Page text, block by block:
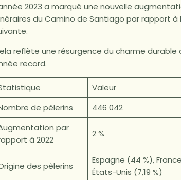
2023 a marqué une nouvelle
du Camino de Santiago par rapport à
reflète une résurgence du charme
record.
Valeur
de pèlerins
446 042
par
à 2022
2 %
des pèlerins
Espagne (44 %),
États-Unis (7,19 %)